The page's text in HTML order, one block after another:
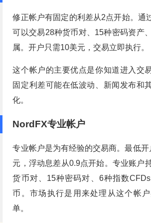
修正帐户有固定的利差从2点开始。通
可以交易28种货币对、15种密码资产
属。开户只需10美元，交易立即执行。
这个帐户的主要优点是你知道进入交
固定利差可能在低波动、新闻发布和
化。
NordFX专业帐户
专业帐户是为有经验的交易商。最低
元，浮动息差从0.9点开始。专业账户
货币对、15种密码对、6种指数
币。市场执行是用来处理从这个帐
单。